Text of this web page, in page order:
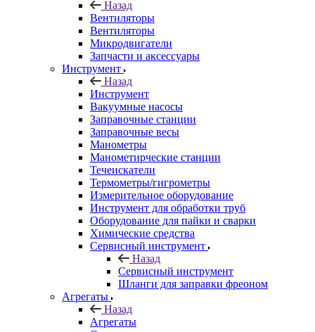
Назад
Вентиляторы
Вентиляторы
Микродвигатели
Запчасти и аксессуары
Инструмент
Назад
Инструмент
Вакуумные насосы
Заправочные станции
Заправочные весы
Манометры
Манометирческие станции
Течеискатели
Термометры/гигрометры
Измерительное оборудование
Инструмент для обработки труб
Оборудование для пайки и сварки
Химические средства
Сервисный инструмент
Назад
Сервисный инструмент
Шланги для заправки фреоном
Агрегаты
Назад
Агрегаты